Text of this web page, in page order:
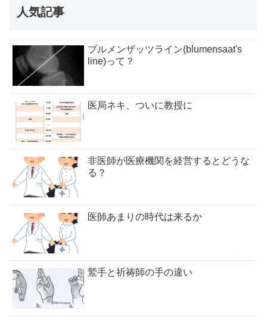
人気記事
ブルメンザッツライン(blumensaat's
line)って？
医局ネキ、ついに教授に
非医師が医療機関を経営するとどうな
る？
医師あまりの時代は来るか
鷲手と祈祷師の手の違い